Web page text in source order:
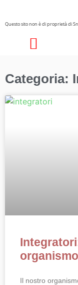
Questo sito non è di proprietà di
Categoria:
Il nostro